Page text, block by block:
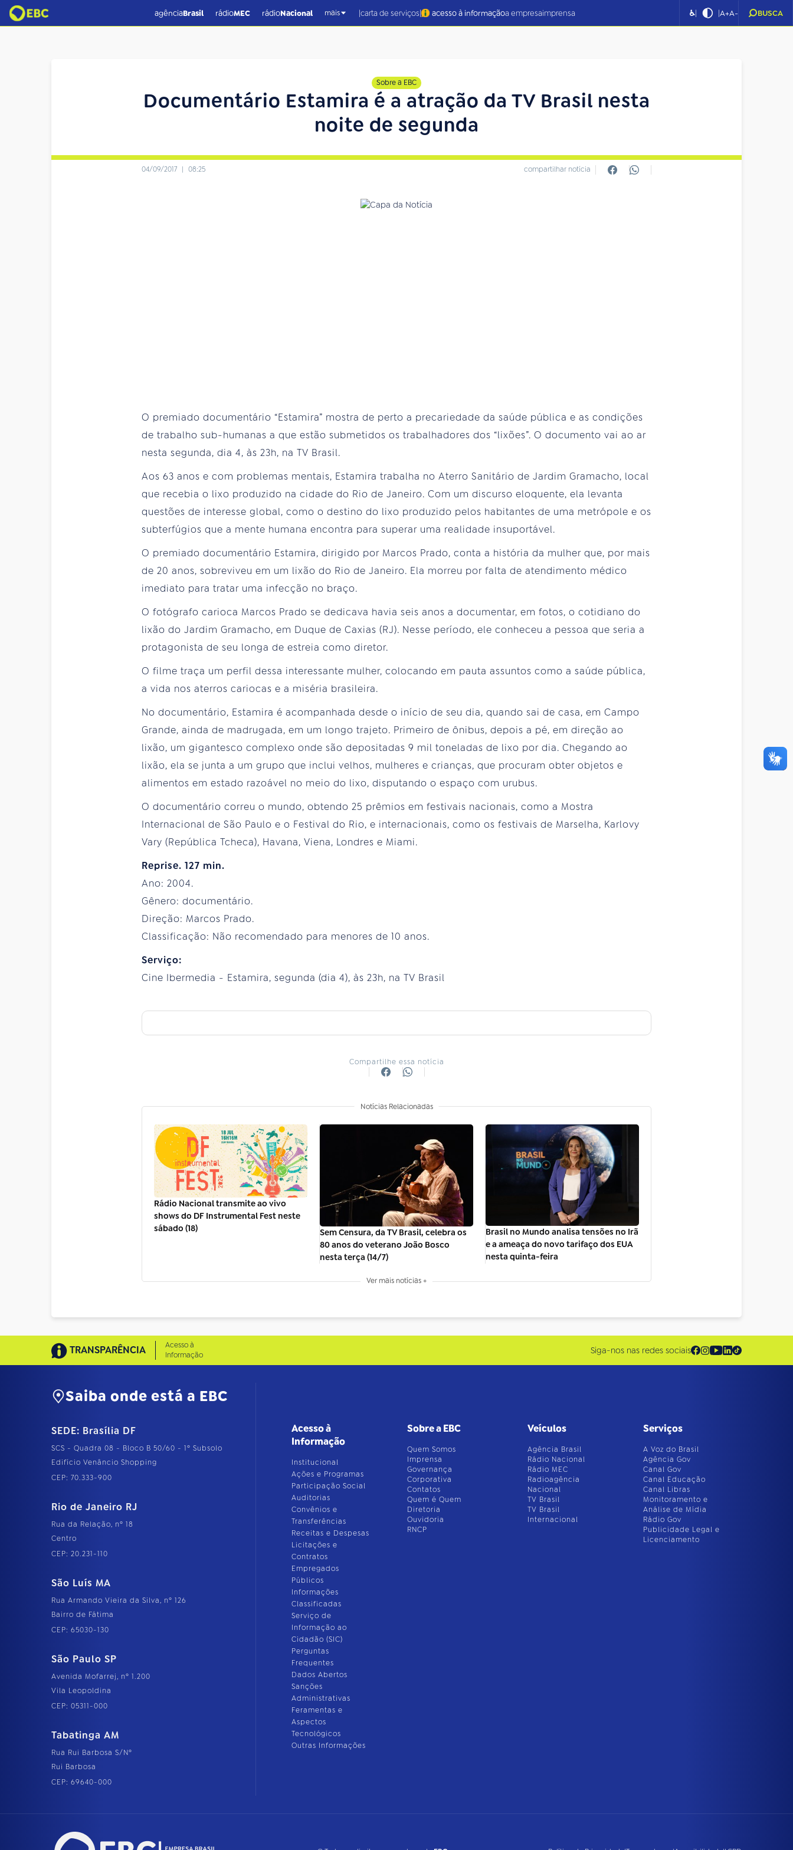
agênciaBrasil rádioMEC rádioNacional mais |carta de serviços| acesso à informaçãoa empresaimprensa ♿| |A+A- BUSCA
Sobre a EBC
Documentário Estamira é a atração da TV Brasil nesta
noite de segunda
04/09/2017 | 08:25 compartilhar notícia
O premiado documentário “Estamira” mostra de perto a precariedade da saúde pública e as condições
de trabalho sub-humanas a que estão submetidos os trabalhadores dos “lixões”. O documento vai ao ar
nesta segunda, dia 4, às 23h, na TV Brasil.
Aos 63 anos e com problemas mentais, Estamira trabalha no Aterro Sanitário de Jardim Gramacho, local
que recebia o lixo produzido na cidade do Rio de Janeiro. Com um discurso eloquente, ela levanta
questões de interesse global, como o destino do lixo produzido pelos habitantes de uma metrópole e os
subterfúgios que a mente humana encontra para superar uma realidade insuportável.
O premiado documentário Estamira, dirigido por Marcos Prado, conta a história da mulher que, por mais
de 20 anos, sobreviveu em um lixão do Rio de Janeiro. Ela morreu por falta de atendimento médico
imediato para tratar uma infecção no braço.
O fotógrafo carioca Marcos Prado se dedicava havia seis anos a documentar, em fotos, o cotidiano do
lixão do Jardim Gramacho, em Duque de Caxias (RJ). Nesse período, ele conheceu a pessoa que seria a
protagonista de seu longa de estreia como diretor.
O filme traça um perfil dessa interessante mulher, colocando em pauta assuntos como a saúde pública,
a vida nos aterros cariocas e a miséria brasileira.
No documentário, Estamira é acompanhada desde o início de seu dia, quando sai de casa, em Campo
Grande, ainda de madrugada, em um longo trajeto. Primeiro de ônibus, depois a pé, em direção ao
lixão, um gigantesco complexo onde são depositadas 9 mil toneladas de lixo por dia. Chegando ao
lixão, ela se junta a um grupo que inclui velhos, mulheres e crianças, que procuram obter objetos e
alimentos em estado razoável no meio do lixo, disputando o espaço com urubus.
O documentário correu o mundo, obtendo 25 prêmios em festivais nacionais, como a Mostra
Internacional de São Paulo e o Festival do Rio, e internacionais, como os festivais de Marselha, Karlovy
Vary (República Tcheca), Havana, Viena, Londres e Miami.
Reprise. 127 min.
Ano: 2004.
Gênero: documentário.
Direção: Marcos Prado.
Classificação: Não recomendado para menores de 10 anos.
Serviço:
Cine Ibermedia - Estamira, segunda (dia 4), às 23h, na TV Brasil
Compartilhe essa notícia
Notícias Relacionadas
Rádio Nacional transmite ao vivo
shows do DF Instrumental Fest neste
sábado (18)
Sem Censura, da TV Brasil, celebra os
80 anos do veterano João Bosco
nesta terça (14/7)
Brasil no Mundo analisa tensões no Irã
e a ameaça do novo tarifaço dos EUA
nesta quinta-feira
Ver mais notícias +
TRANSPARÊNCIA
Acesso à
Informação
Siga-nos nas redes sociais
Saiba onde está a EBC
SEDE: Brasília DF
SCS - Quadra 08 - Bloco B 50/60 - 1º Subsolo
Edifício Venâncio Shopping
CEP: 70.333-900
Rio de Janeiro RJ
Rua da Relação, nº 18
Centro
CEP: 20.231-110
São Luís MA
Rua Armando Vieira da Silva, nº 126
Bairro de Fátima
CEP: 65030-130
São Paulo SP
Avenida Mofarrej, nº 1.200
Vila Leopoldina
CEP: 05311-000
Tabatinga AM
Rua Rui Barbosa S/Nº
Rui Barbosa
CEP: 69640-000
Acesso à
Informação
Institucional
Ações e Programas
Participação Social
Auditorias
Convênios e
Transferências
Receitas e Despesas
Licitações e
Contratos
Empregados
Públicos
Informações
Classificadas
Serviço de
Informação ao
Cidadão (SIC)
Perguntas
Frequentes
Dados Abertos
Sanções
Administrativas
Feramentas e
Aspectos
Tecnológicos
Outras Informações
Sobre a EBC
Quem Somos
Imprensa
Governança
Corporativa
Contatos
Quem é Quem
Diretoria
Ouvidoria
RNCP
Veículos
Agência Brasil
Rádio Nacional
Rádio MEC
Radioagência
Nacional
TV Brasil
TV Brasil
Internacional
Serviços
A Voz do Brasil
Agência Gov
Canal Gov
Canal Educação
Canal Libras
Monitoramento e
Análise de Mídia
Rádio Gov
Publicidade Legal e
Licenciamento